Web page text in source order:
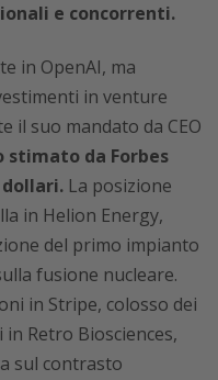
e concorrenti.
in OpenAI, ma
in venture
il suo mandato da CEO
stimato da Forbes
La posizione
in Helion Energy,
del primo impianto
fusione nucleare.
in Stripe, colosso dei
Retro Biosciences,
sul contrasto